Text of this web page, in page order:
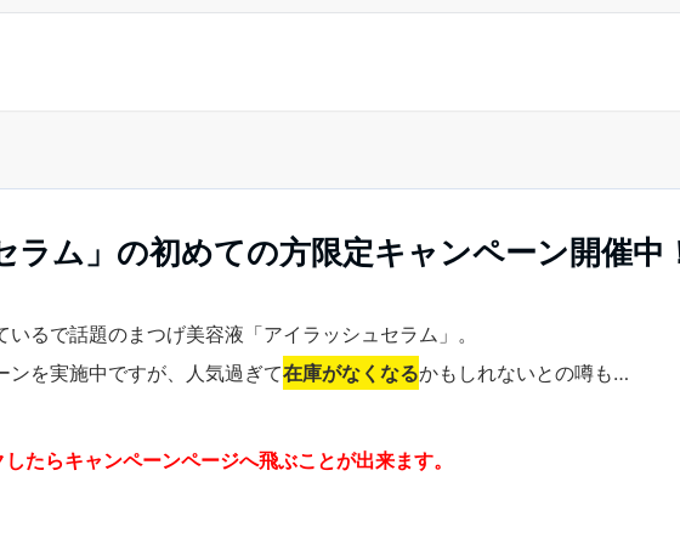
ラム」の初めての方限定キャンペーン開催中
いるで話題のまつげ美容液「アイラッシュセラム」。
ンを実施中ですが、人気過ぎて在庫がなくなるかもしれないとの噂も…
たらキャンペーンページへ飛ぶことが出来ます。